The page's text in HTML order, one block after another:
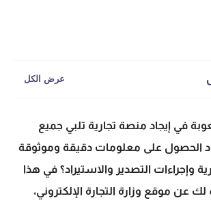
في إيجاد منصة تجارية تلبي جميع
الحصول على معلومات دقيقة وموثوقة
وإجراءات التصدير والاستيراد؟ في هذا
لك عن موقع وزارة التجارة الإلكتروني،